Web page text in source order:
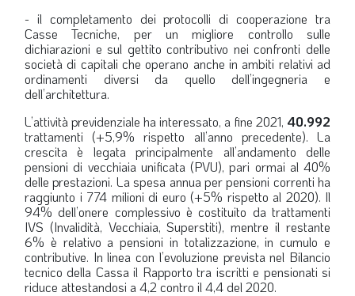
- il completamento dei protocolli di cooperazione tra
Casse Tecniche, per un migliore controllo sulle
dichiarazioni e sul gettito contributivo nei confronti delle
società di capitali che operano anche in ambiti relativi ad
ordinamenti diversi da quello dell’ingegneria e
dell’architettura.
L’attività previdenziale ha interessato, a fine 2021, 40.992
trattamenti (+5,9% rispetto all’anno precedente). La
crescita è legata principalmente all’andamento delle
pensioni di vecchiaia unificata (PVU), pari ormai al 40%
delle prestazioni. La spesa annua per pensioni correnti ha
raggiunto i 774 milioni di euro (+5% rispetto al 2020). Il
94% dell’onere complessivo è costituito da trattamenti
IVS (Invalidità, Vecchiaia, Superstiti), mentre il restante
6% è relativo a pensioni in totalizzazione, in cumulo e
contributive. In linea con l’evoluzione prevista nel Bilancio
tecnico della Cassa il Rapporto tra iscritti e pensionati si
riduce attestandosi a 4,2 contro il 4,4 del 2020.